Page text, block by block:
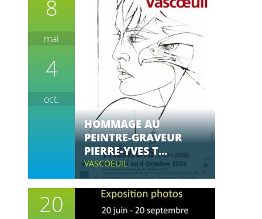
8
mai
4
oct.
HOMMAGE AU
PEINTRE-GRAVEUR
PIERRE-YVES T...
VASCOEUIL
20